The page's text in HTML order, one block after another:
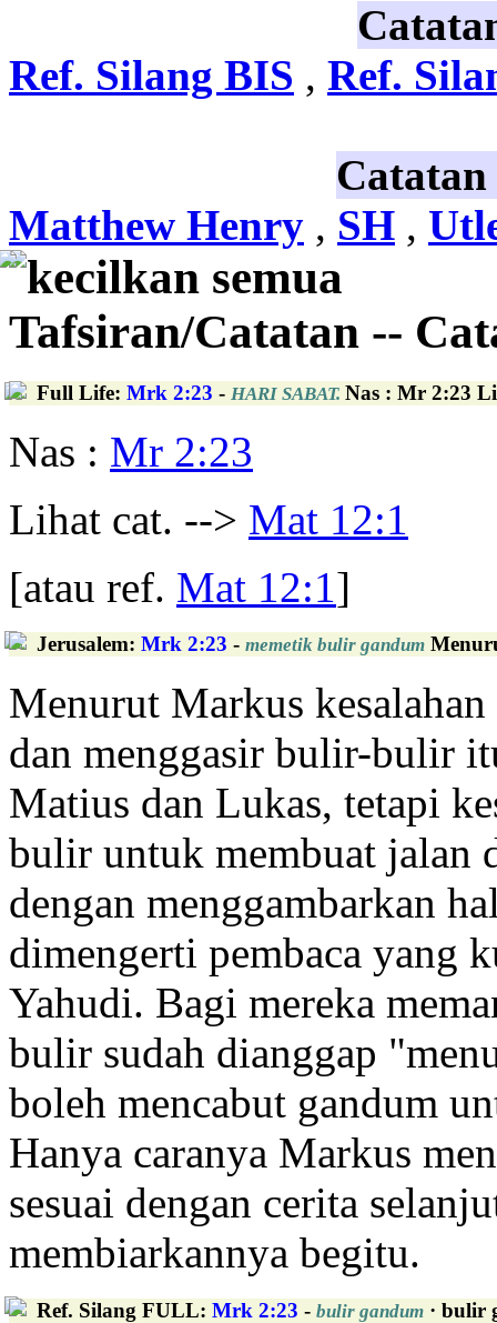
Ref. Silang BIS , Ref.
Matthew Henry , SH ,
kecilkan semua
Tafsiran/Catatan --
Full Life: Mrk 2:23 - HARI SABAT. Nas : Mr 2:23
Nas : Mr 2:23
Lihat cat. --> Mat 12:1
[atau ref. Mat 12:1]
Jerusalem: Mrk 2:23 - memetik bulir gandum
Menurut Markus
dan menggasir bulir-bulir
Matius dan Lukas, tetapi
bulir untuk membuat jalan
dengan menggambarkan
dimengerti pembaca yang
Yahudi. Bagi mereka
bulir sudah dianggap
boleh mencabut gandum
Hanya caranya Markus
sesuai dengan cerita
membiarkannya begitu.
Ref. Silang FULL: Mrk 2:23 - bulir gandum · bulir